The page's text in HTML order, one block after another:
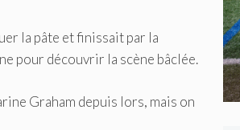
la pâte et finissait par la
pour découvrir la scène bâclée.
Graham depuis lors, mais on